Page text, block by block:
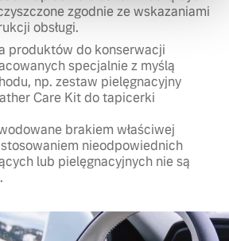
zgodnie ze wskazaniami
obsługi.
produktów do konserwacji
specjalnie z myślą
np. zestaw pielęgnacyjny
Care Kit do tapicerki
brakiem właściwej
nieodpowiednich
lub pielęgnacyjnych nie są